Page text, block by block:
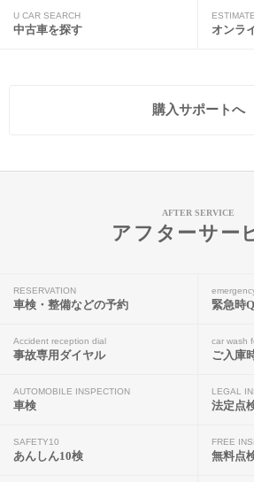
U CAR SEARCH
中古車を探す オンラ
購入サポートへ
AFTER SERVICE
アフターサー
RESERVATION
車検・整備などの予約 緊急時
Accident reception dial
事故専用ダイヤル
car wash
ご入庫
AUTOMOBILE INSPECTION
車検
LEGAL
法定点
SAFETY10
あんしん10検
FREE
無料点